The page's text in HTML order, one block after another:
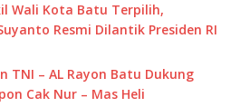
Wali Kota Batu Terpilih,
Resmi Dilantik Presiden RI
TNI – AL Rayon Batu Dukung
Cak Nur – Mas Heli